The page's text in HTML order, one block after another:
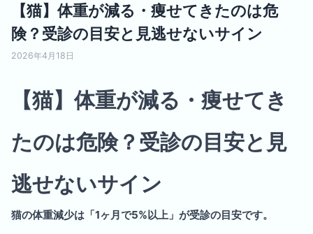
【猫】体重が減る・痩せてきたのは危
険？受診の目安と見逃せないサイン
2026年4月18日
【猫】体重が減る・痩せてき
たのは危険？受診の目安と見
逃せないサイン
猫の体重減少は「1ヶ月で5%以上」が受診の目安です。